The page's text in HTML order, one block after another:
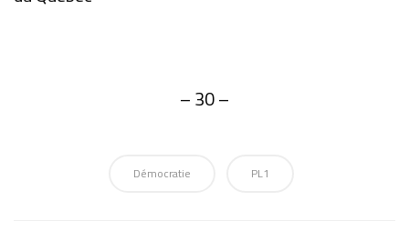
– 30 –
Démocratie PL1